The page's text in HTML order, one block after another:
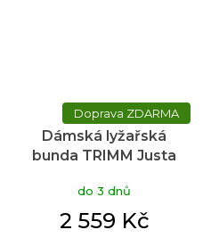
ZDARMA
Dámská lyžařská
bunda TRIMM Justa
do 3 dnů
2 559 Kč